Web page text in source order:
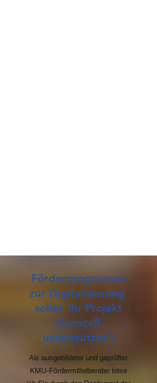
Förderprogramme
zur Digitalisierung
sollen Ihr Projekt
finanzell
unterstützen?
Als ausgebildeter und geprüfter
KMU-Fördermittelberater lotse